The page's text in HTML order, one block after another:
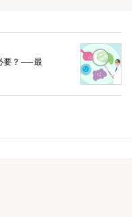
要？──最